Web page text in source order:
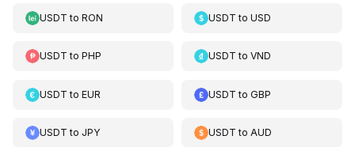
USDT to RON USDT toUSD
USDT to PHP USDT toVND
USDT to EUR USDT toGBP
USDT to JPY USDT toAUD